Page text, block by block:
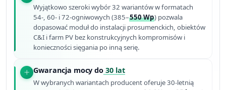
Wyjątkowo szeroki wybór 32 wariantów w formatach
54-, 60- i 72-ogniwowych (385–550 Wp) pozwala
dopasować moduł do instalacji prosumenckich, obiektów
C&I i farm PV bez konstruk­cyjnych kompromisów i
konieczności sięgania po inną serię.
Gwarancja mocy do 30 lat
W wybranych wariantach producent oferuje 30-letnią